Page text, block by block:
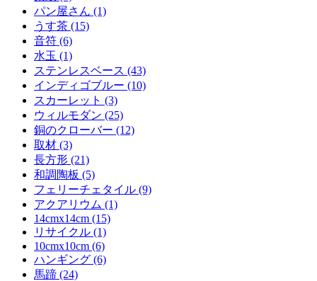
パン屋さん (1)
うす茶 (15)
音符 (6)
水玉 (1)
ステンレスベース (43)
インディゴブルー (10)
スカーレット (3)
ウィルモダン (25)
銅のクローバー (12)
取材 (3)
長方形 (21)
和調陶板 (5)
フェリーチェタイル (9)
アクアリウム (1)
14cmx14cm (15)
リサイクル (1)
10cmx10cm (6)
ハンギング (6)
馬蹄 (24)